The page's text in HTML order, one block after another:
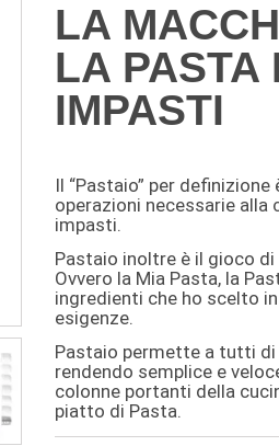
LA
LA PASTA
IMPASTI
Il “Pastaio” per
operazioni necessarie alla
impasti.
Pastaio inoltre è il gioco di
Ovvero la Mia Pasta, la
ingredienti che ho scelto
esigenze.
Pastaio permette a tutti di
rendendo semplice e
colonne portanti della
piatto di Pasta.